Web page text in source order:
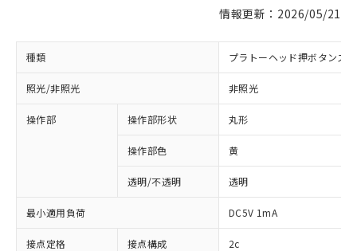
情報更新：2026/05/21
種類 プラトーヘッド押ボタンス
照光/非照光 非照光
操作部 操作部形状 丸形
操作部色 黄
透明/不透明 透明
最小適用負荷 DC5V 1mA
接点定格 接点構成 2c